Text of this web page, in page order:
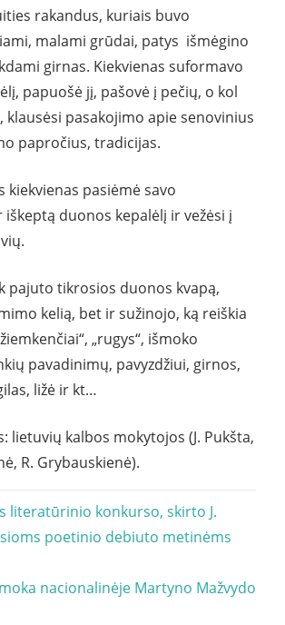
rakandus, kuriais buvo
malami grūdai, patys išmėgino
girnas. Kiekvienas suformavo
papuošė jį, pašovė į pečių, o kol
klausėsi pasakojimo apie senovinius
papročius, tradicijas.
kiekvienas pasiėmė savo
duonos kepalėlį ir vežėsi į
pajuto tikrosios duonos kvapą,
kelią, bet ir sužinojo, ką reiškia
„rugys“, išmoko
pavadinimų, pavyzdžiui, girnos,
ližė ir kt…
lietuvių kalbos mokytojos (J. Pukšta,
R. Grybauskienė).
literatūrinio konkurso, skirto J.
poetinio debiuto metinėms
nacionalinėje Martyno Mažvydo